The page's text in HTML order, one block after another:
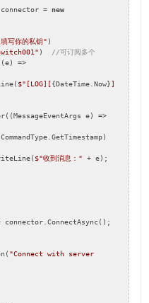
= new
写你的私钥" )
)
//可订阅多个
$"[LOG][{DateTime.Now}
$"收到消息：" + e);
connector.ConnectAsync();
"Connect with server